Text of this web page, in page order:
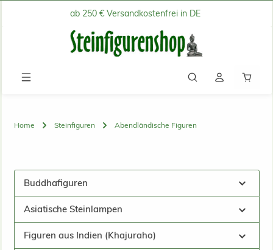
Zum Hauptinhalt springenab 250 € Versandkostenfrei in DE
Home Steinfiguren Abendländische Figuren
Buddhafiguren
Asiatische Steinlampen
Figuren aus Indien (Khajuraho)